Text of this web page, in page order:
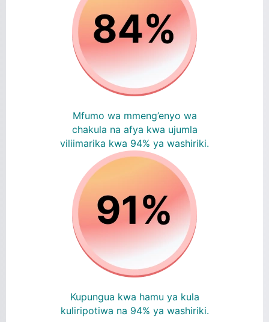
Mfumo wa mmeng’enyo wa
chakula na afya kwa ujumla
viliimarika kwa 94% ya washiriki.
Kupungua kwa hamu ya kula
kuliripotiwa na 94% ya washiriki.